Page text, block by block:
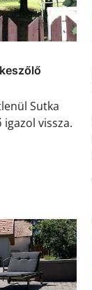
Sutka
vissza.